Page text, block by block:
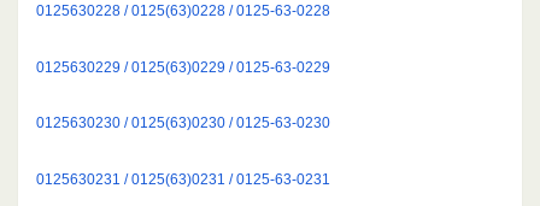
0125630228 / 0125(63)0228 / 0125-63-0228
0125630229 / 0125(63)0229 / 0125-63-0229
0125630230 / 0125(63)0230 / 0125-63-0230
0125630231 / 0125(63)0231 / 0125-63-0231